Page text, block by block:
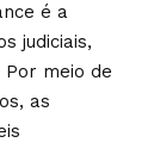
é a
judiciais,
meio de
as